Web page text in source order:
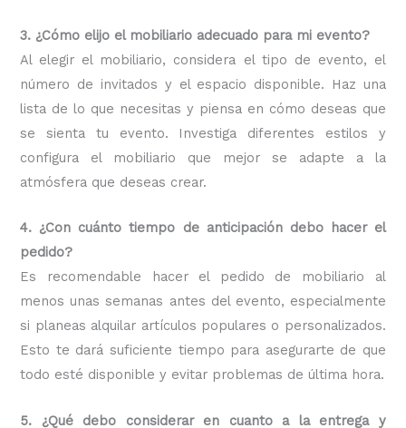
3. ¿Cómo elijo el mobiliario adecuado para mi evento?
Al elegir el mobiliario, considera el tipo de evento, el
número de invitados y el espacio disponible. Haz una
lista de lo que necesitas y piensa en cómo deseas que
se sienta tu evento. Investiga diferentes estilos y
configura el mobiliario que mejor se adapte a la
atmósfera que deseas crear.
4. ¿Con cuánto tiempo de anticipación debo hacer el
pedido?
Es recomendable hacer el pedido de mobiliario al
menos unas semanas antes del evento, especialmente
si planeas alquilar artículos populares o personalizados.
Esto te dará suficiente tiempo para asegurarte de que
todo esté disponible y evitar problemas de última hora.
5. ¿Qué debo considerar en cuanto a la entrega y